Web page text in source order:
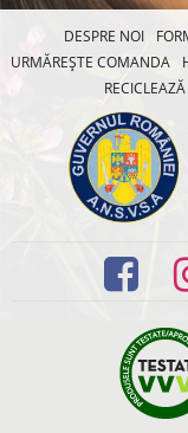
DESPRE NOI
URMĂREȘTE COMANDA
RECICLEAZĂ